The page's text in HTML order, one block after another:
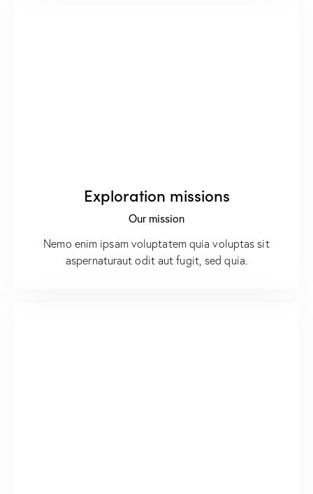
Exploration missions
Our mission
Nemo enim ipsam voluptatem quia voluptas sit
aspernaturaut odit aut fugit, sed quia.